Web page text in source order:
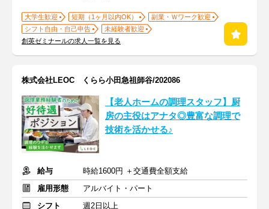
大学生歓迎 短期（1ヶ月以内OK）
副業・Ｗワーク歓迎
シフト自由・自己申告
未経験者歓迎
創英ゼミナールの求人一覧を見る
株式会社LEOC くらら小田急祖師谷/202086
【老人ホームの調理スタッフ】厨
房の主役はアナタ◎豊富な調理で
技術を活かせる♪
給与
時給1600円 ＋交通費全額支給
雇用形態
アルバイト・パート
シフト
週2日以上